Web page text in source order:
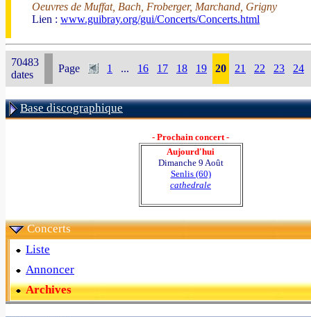
Oeuvres de Muffat, Bach, Froberger, Marchand, Grigny
Lien : www.guibray.org/gui/Concerts/Concerts.html
70483
dates
Page 1 ... 16 17 18 19 20 21 22 23 24
Base discographique
- Prochain concert -
Aujourd'hui
Dimanche 9 Août
Senlis (60)
cathedrale
Concerts
Liste
Annoncer
Archives